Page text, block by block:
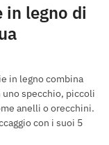
in legno di
in legno combina
specchio, piccoli
anelli o orecchini.
con i suoi 5